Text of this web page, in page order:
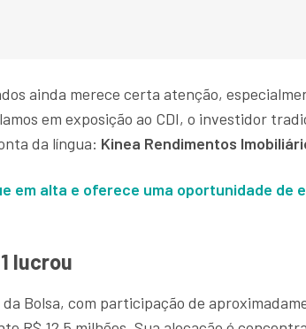
ainda merece certa atenção,
em exposição ao CDI, o investidor
da língua: Kinea Rendimentos
em alta e oferece uma oportunidade de
lucrou
Bolsa, com participação de